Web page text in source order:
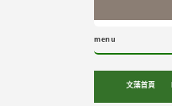
menu
文藻首頁